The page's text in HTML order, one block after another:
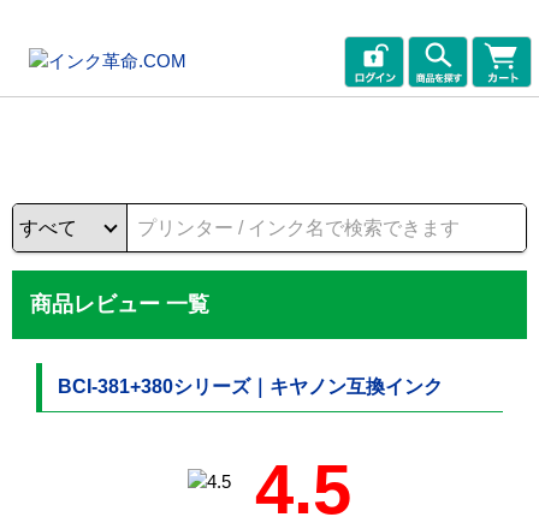
商品レビュー 一覧
BCI-381+380シリーズ｜キヤノン互換インク
4.5